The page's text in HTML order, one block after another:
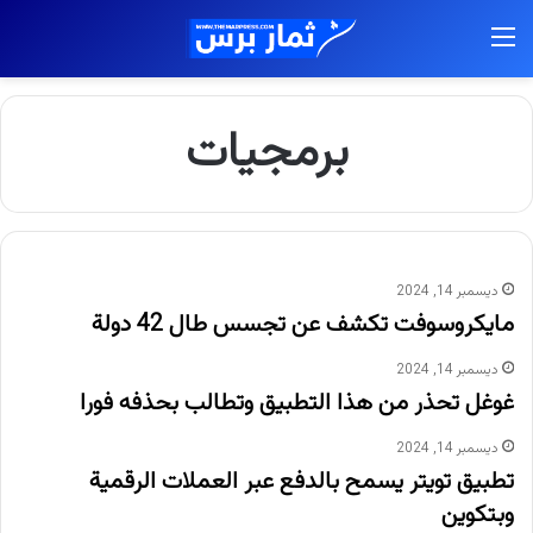
برمجيات
ديسمبر 14, 2024
مايكروسوفت تكشف عن تجسس طال 42 دولة
ديسمبر 14, 2024
غوغل تحذر من هذا التطبيق وتطالب بحذفه فورا
ديسمبر 14, 2024
تطبيق تويتر يسمح بالدفع عبر العملات الرقمية
وبتكوين